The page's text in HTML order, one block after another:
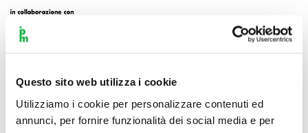
Questo sito web utilizza i cookie
Utilizziamo i cookie per personalizzare contenuti ed
annunci, per fornire funzionalità dei social media e per